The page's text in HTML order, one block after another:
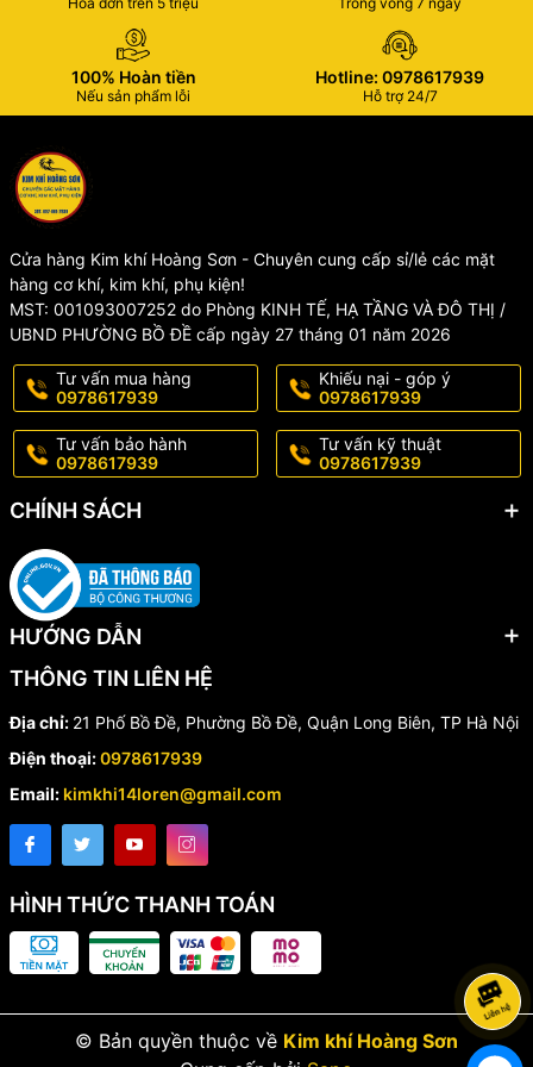
#kimkhihoangson
100% Hoàn tiền
Nếu sản phẩm lỗi
Hotline: 0978617939
Hỗ trợ 24/7
Cửa hàng Kim khí Hoàng Sơn - Chuyên cung cấp sỉ/lẻ các mặt
hàng cơ khí, kim khí, phụ kiện!
MST: 001093007252 do Phòng KINH TẾ, HẠ TẦNG VÀ ĐÔ THỊ /
UBND PHƯỜNG BỒ ĐỀ cấp ngày 27 tháng 01 năm 2026
Tư vấn mua hàng
0978617939
Khiếu nại - góp ý
0978617939
Tư vấn bảo hành
0978617939
Tư vấn kỹ thuật
0978617939
CHÍNH SÁCH
HƯỚNG DẪN
THÔNG TIN LIÊN HỆ
Địa chỉ: 21 Phố Bồ Đề, Phường Bồ Đề, Quận Long Biên, TP Hà Nội
Điện thoại:0978617939
Email: kimkhi14loren@gmail.com
HÌNH THỨC THANH TOÁN
© Bản quyền thuộc về Kim khí Hoàng Sơn